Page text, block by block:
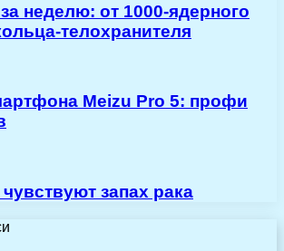
неделю: от 1000-ядерного
телохранителя
Meizu Pro 5: профи
запах рака